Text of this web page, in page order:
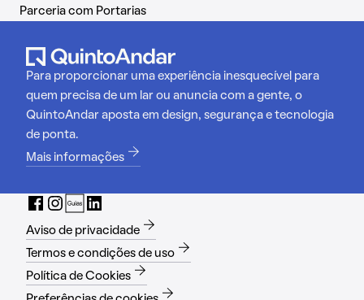
Parceria com Portarias
Para proporcionar uma experiência inesquecível para
quem precisa de um lar ou anuncia com a gente, o
QuintoAndar aposta em design, segurança e tecnologia
de ponta.
Mais informações
Aviso de privacidade
Termos e condições de uso
Política de Cookies